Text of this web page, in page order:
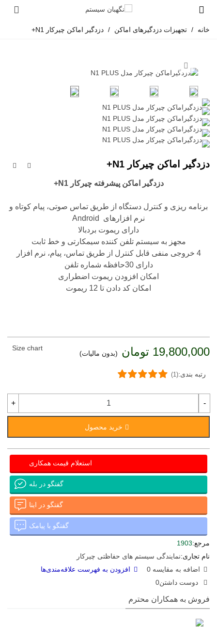
خانه / تجهیزات دزدگیرهای اماکن / دزدگیر اماکن چیرکار N1+
دزدگیر اماکن چیرکار N1+
دزدگیر اماکن پیشرفته چیرکار N1+
برنامه ریزی و کنترل دستگاه از طریق تماس صوتی، پیام کوتاه و
نرم افزارهای Android
دارای ریموت بردبالا
مجهز به سیستم تلفن کننده سیمکارتی و خط ثابت
4 خروجی منفی قابل کنترل از طریق تماس، پیام، نرم افزار
دارای 30حافظه شماره تلفن
امکان افزودن ریموت اضطراری
امکان کد دادن تا 12 ریموت
19,800,000 تومان (بدون مالیات)
رتبه بندی:(1)
Size chart
-
+
خرید محصول
استعلام قیمت همکاری
گفتگو در بله
گفتگو در ایتا
گفتگو با پیامک
مرجع:1903
نام تجاری:نمایندگی سیستم های حفاظتی چیرکار
اضافه به مقایسه 0
افزودن به فهرست علاقه‌مندی‌ها
دوست داشتن0
فروش به همکاران محترم